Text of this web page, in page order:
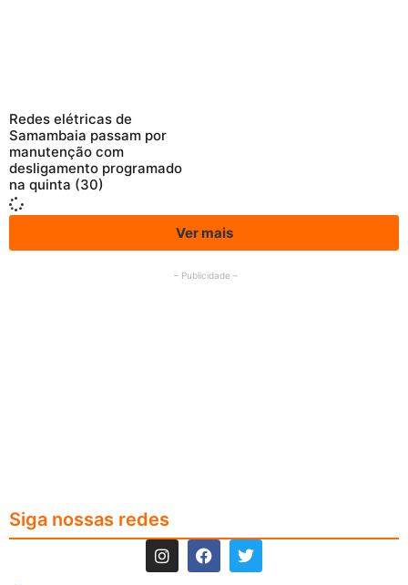
Redes elétricas de
Samambaia passam por
manutenção com
desligamento programado
na quinta (30)
Ver mais
– Publicidade –
Siga nossas redes